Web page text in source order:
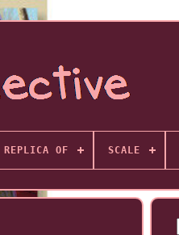
REPLICA OF SCALE